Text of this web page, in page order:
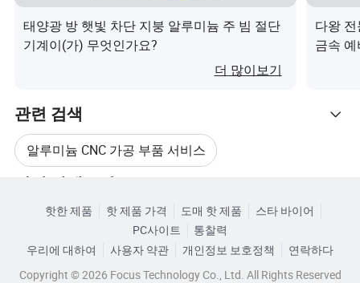
사용하는 기계적 처리
장점: 청결 및 거칠기 개선, 모양
개선.
처리
장점: 입증된 경도 부식 방지, 향
파우더 코트
위해 페인트 또는 코팅에 스프
레이를 뿌려 다양한 금속 및 플
라스틱에 적합한 기계적 처리
장점
: lmresistance 색상 보호,
다음, lt를 가하여 내구성이 높고
균일하게 코팅됩니다. 알루미
늄, 강철, 마그네슘 등에 적합합
화학 물질에 대한 저항력, 부식
정밀 CNC 기계 가공
태양광 방 햇빛 차단 지붕 알루미늄 주 빔 절단
기계이(가) 무엇인가요?
더 많이보기
다왕
금속
관련 검색
알루미늄 CNC 가공 부품 서비스
CNC 서비스 부품
카테고리로 찾아보기
핫한 제품 핫 제품 가격 도매 핫 제품
스타 바이어
PC사이트
통찰력
우리에 대하여
사용자 약관 개인정보 보호정책
연락하다
Copyright © 2026 Focus Technology Co., Ltd. All Rights Reserved